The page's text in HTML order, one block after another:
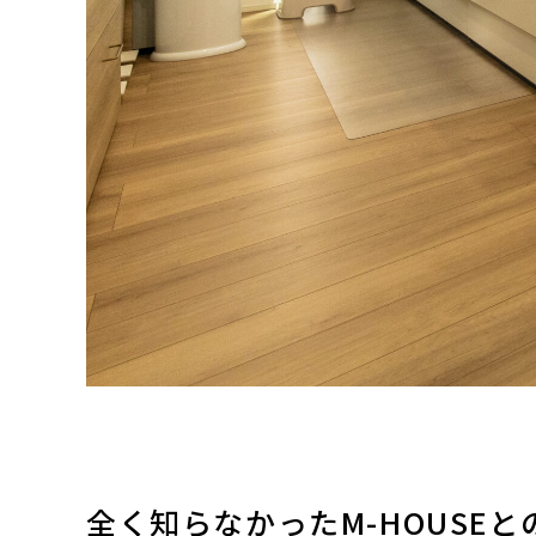
全く知らなかったM-HOUSEと